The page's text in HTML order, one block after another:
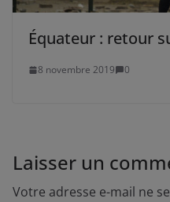
Équateur : retour
8 novembre 2019 0
Laisser un
Votre adresse e-mail ne